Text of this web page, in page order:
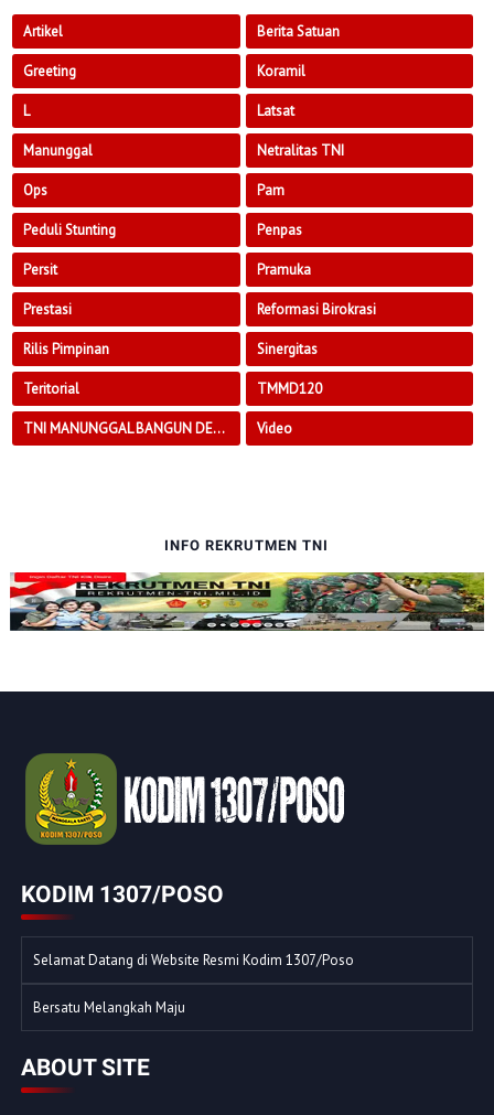
Artikel Berita Satuan
Greeting Koramil
L Latsat
Manunggal Netralitas TNI
Ops Pam
Peduli Stunting Penpas
Persit Pramuka
Prestasi Reformasi Birokrasi
Rilis Pimpinan Sinergitas
Teritorial TMMD120
TNI MANUNGGAL BANGUN DESA Video
INFO REKRUTMEN TNI
KODIM 1307/POSO
Selamat Datang di Website Resmi Kodim 1307/Poso
Bersatu Melangkah Maju
ABOUT SITE